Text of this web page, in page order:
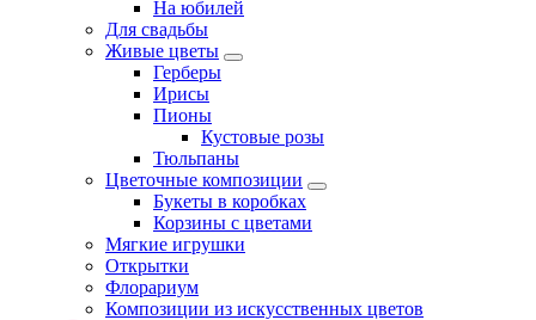
На юбилей
Для свадьбы
Живые цветы
Герберы
Ирисы
Пионы
Кустовые розы
Тюльпаны
Цветочные композиции
Букеты в коробках
Корзины с цветами
Мягкие игрушки
Открытки
Флорариум
Композиции из искусственных цветов